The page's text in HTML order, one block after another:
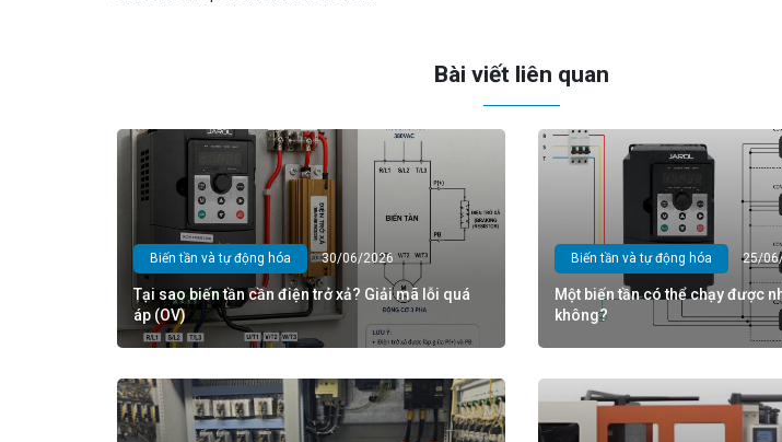
Bài viết liên quan
Biến tần và tự động hóa 30/06/2026
Tại sao biến tần cần điện trở xả? Giải mã lỗi quá
áp (OV)
Biến tần và tự động hóa 25/
Một biến tần có thể chạy được
không?